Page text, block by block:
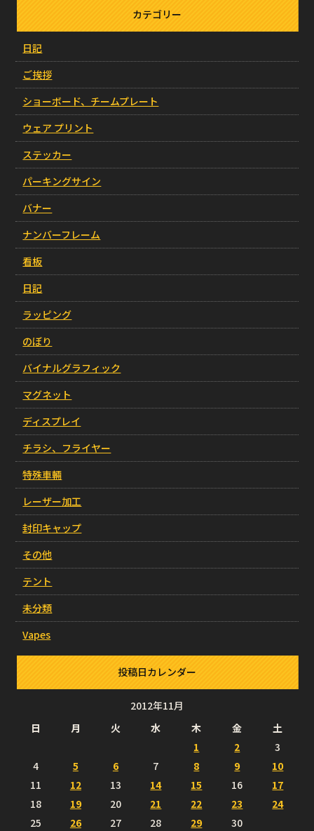
カテゴリー
日記
ご挨拶
ショーボード、チームプレート
ウェア プリント
ステッカー
パーキングサイン
バナー
ナンバーフレーム
看板
日記
ラッピング
のぼり
バイナルグラフィック
マグネット
ディスプレイ
チラシ、フライヤー
特殊車輛
レーザー加工
封印キャップ
その他
テント
未分類
Vapes
投稿日カレンダー
2012年11月
日
月 火 水 木 金
土
1
2
3
4
5 6 7 8 9
10
11
12 13 14 15 16
17
18
19 20 21 22 23
24
25
26 27 28 29 30